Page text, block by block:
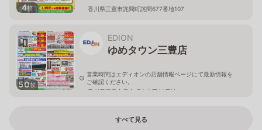
4枚 香川県三豊市詫間町詫間677番地107
50枚
EDION
ゆめタウン三豊店
営業時間はエディオンの店舗情報ページにて最新情報を
ご確認ください。
香川県三豊市豊中町本山甲22番地
すべて見る